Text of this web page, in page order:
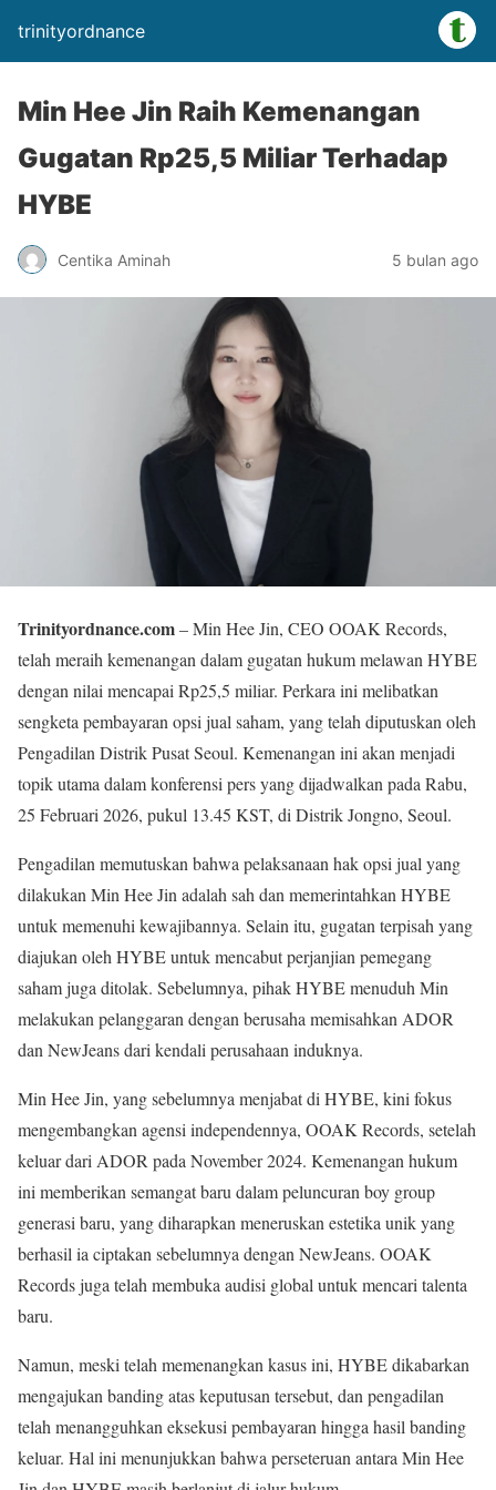
trinityordnance
Min Hee Jin Raih Kemenangan
Gugatan Rp25,5 Miliar Terhadap
HYBE
Centika Aminah 5 bulan ago
Trinityordnance.com– Min Hee Jin, CEO OOAK Records,
telah meraih kemenangan dalam gugatan hukum melawan HYBE
dengan nilai mencapai Rp25,5 miliar. Perkara ini melibatkan
sengketa pembayaran opsi jual saham, yang telah diputuskan oleh
Pengadilan Distrik Pusat Seoul. Kemenangan ini akan menjadi
topik utama dalam konferensi pers yang dijadwalkan pada Rabu,
25 Februari 2026, pukul 13.45 KST, di Distrik Jongno, Seoul.
Pengadilan memutuskan bahwa pelaksanaan hak opsi jual yang
dilakukan Min Hee Jin adalah sah dan memerintahkan HYBE
untuk memenuhi kewajibannya. Selain itu, gugatan terpisah yang
diajukan oleh HYBE untuk mencabut perjanjian pemegang
saham juga ditolak. Sebelumnya, pihak HYBE menuduh Min
melakukan pelanggaran dengan berusaha memisahkan ADOR
dan NewJeans dari kendali perusahaan induknya.
Min Hee Jin, yang sebelumnya menjabat di HYBE, kini fokus
mengembangkan agensi independennya, OOAK Records, setelah
keluar dari ADOR pada November 2024. Kemenangan hukum
ini memberikan semangat baru dalam peluncuran boy group
generasi baru, yang diharapkan meneruskan estetika unik yang
berhasil ia ciptakan sebelumnya dengan NewJeans. OOAK
Records juga telah membuka audisi global untuk mencari talenta
baru.
Namun, meski telah memenangkan kasus ini, HYBE dikabarkan
mengajukan banding atas keputusan tersebut, dan pengadilan
telah menangguhkan eksekusi pembayaran hingga hasil banding
keluar. Hal ini menunjukkan bahwa perseteruan antara Min Hee